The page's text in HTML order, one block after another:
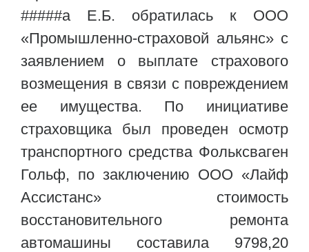
#####а Е.Б. обратилась к ООО
«Промышленно-страховой альянс» с
заявлением о выплате страхового
возмещения в связи с повреждением
ее имущества. По инициативе
страховщика был проведен осмотр
транспортного средства Фольксваген
Гольф, по заключению ООО «Лайф
Ассистанс» стоимость
восстановительного ремонта
автомашины составила 9798,20